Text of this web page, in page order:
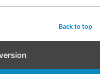
Back to top